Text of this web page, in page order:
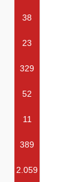
38
23
329
52
11
389
2.059